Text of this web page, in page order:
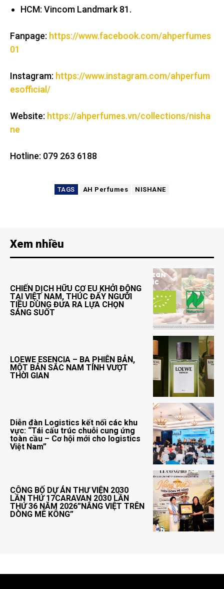
HCM: Vincom Landmark 81.
Fanpage: https://www.facebook.com/ahperfumes
01
Instagram: https://www.instagram.com/ahperfum
esofficial/
Website: https://ahperfumes.vn/collections/nisha
ne
Hotline: 079 263 6188
TAGS AH Perfumes NISHANE
Xem nhiều
CHIẾN DỊCH HỮU CƠ EU KHỞI ĐỘNG
TẠI VIỆT NAM, THÚC ĐẨY NGƯỜI
TIÊU DÙNG ĐƯA RA LỰA CHỌN
SÁNG SUỐT
LOEWE ESENCIA – BA PHIÊN BẢN,
MỘT BẢN SẮC NAM TÍNH VƯỢT
THỜI GIAN
Diễn đàn Logistics kết nối các khu
vực: “Tái cấu trúc chuỗi cung ứng
toàn cầu – Cơ hội mới cho logistics
Việt Nam”
CÔNG BỐ DỰ ÁN THƯ VIỆN 2030
LẦN THỨ 17CARAVAN 2030 LẦN
THỨ 36 NĂM 2026”NẮNG VIỆT TRÊN
DÒNG MÊ KÔNG”